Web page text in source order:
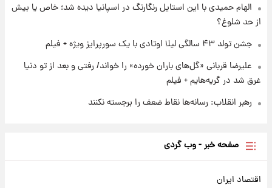
الهام حمیدی با این استایل رنگارنگ در اسپانیا دیده شد؛ خاص یا بیش
از حد شلوغ؟
جشن تولد ۴۳ سالگی لیلا اوتادی با یک سورپرایز ویژه + فیلم
علیرضا قربانی «گل‌های باران خورده» را خواند/ رفتی و بعد از تو دنیا
غرق شد در گریه‌هایم + فیلم
رهبر انقلاب: رسانه‌ها نقاط ضعف را برجسته نکنند
صفحه خبر - وب گردی
اقتصاد ایران